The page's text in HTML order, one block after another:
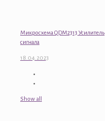
Микросхема QDM2313 Усилитель
сигнала
18.04.2023
Show all